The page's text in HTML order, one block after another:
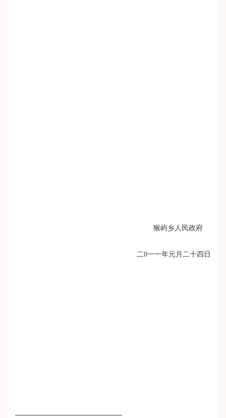
猴屿乡人民政府
二0一一年元月二十四日